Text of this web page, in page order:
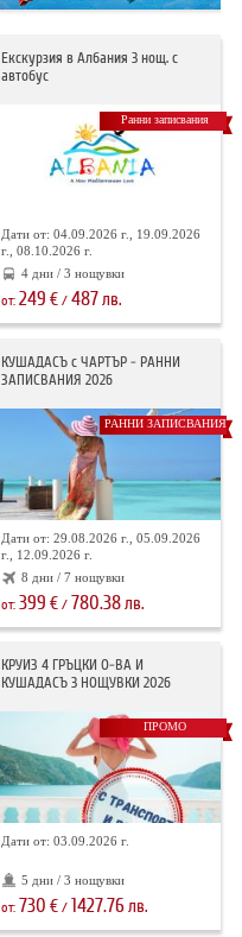
Екскурзия в Албания 3 нощ. с
автобус
Ранни записвания
Дати от: 04.09.2026 г., 19.09.2026
г., 08.10.2026 г.
4 дни / 3 нощувки
от:249 € /487лв.
КУШАДАСЪ с ЧАРТЪР - РАННИ
ЗАПИСВАНИЯ 2026
РАННИ ЗАПИСВАНИЯ
Дати от: 29.08.2026 г., 05.09.2026
г., 12.09.2026 г.
8 дни / 7 нощувки
от:399 € / 780.38 лв.
КРУИЗ 4 ГРЪЦКИ О-ВА И
КУШАДАСЪ 3 НОЩУВКИ 2026
ПРОМО
Дати от: 03.09.2026 г.
5 дни / 3 нощувки
от: 730 € / 1427.76лв.